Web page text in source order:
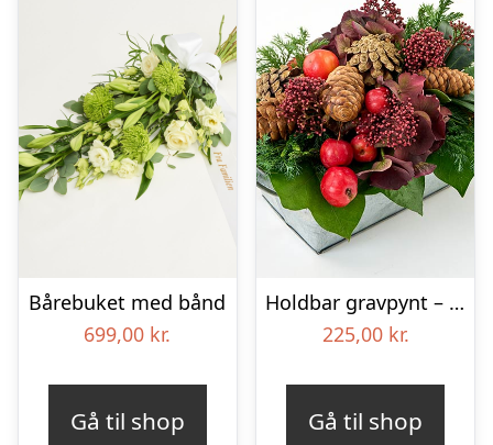
Bårebuket med bånd
699,00 kr.
Gå til shop
Holdbar gravpynt – Blomster til begravelse
225,00 kr.
Gå til shop